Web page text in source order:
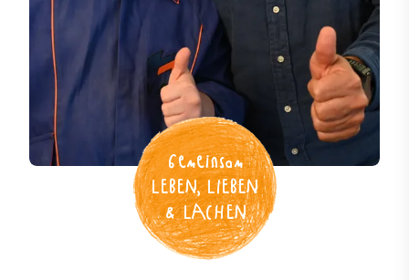
Gemeinsam
LEBEN, LIEBEN
& LACHEN